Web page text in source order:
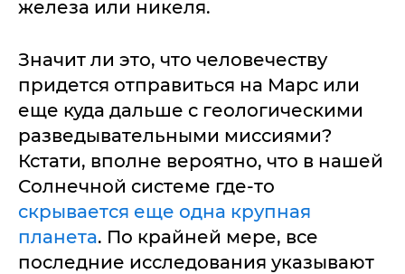
железа или никеля.
Значит ли это, что человечеству
придется отправиться на Марс или
еще куда дальше с геологическими
разведывательными миссиями?
Кстати, вполне вероятно, что в нашей
Солнечной системе где-то
скрывается еще одна крупная
планета. По крайней мере, все
последние исследования указывают